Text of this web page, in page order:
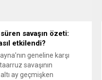
süren savaşın özeti:
etkilendi?
geneline karşı
savaşının
ay geçmişken